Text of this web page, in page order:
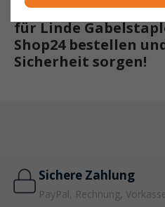
👉 Jetzt das
für Linde
Shop24 bestellen
Sicherheit sorgen!
Sichere Zahlung
PayPal, Rechnung,